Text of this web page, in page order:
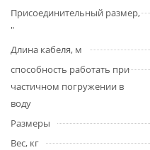
Присоединительный размер,
"
Длина кабеля, м
способность работать при
частичном погружении в
воду
Размеры
Вес, кг